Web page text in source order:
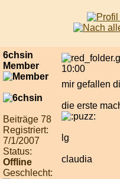
6chsin
Member
Beiträge 78
Registriert:
7/1/2007
Status:
Offline
Geschlecht:
10:00
mir gefallen
die erste
lg
claudia